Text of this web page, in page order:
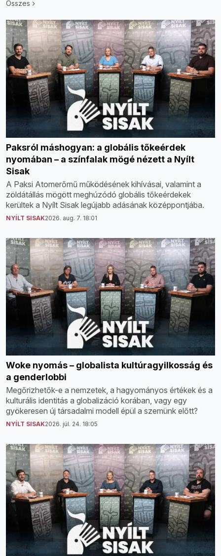
Összes
Paksról máshogyan: a globális tőkeérdek
nyomában – a színfalak mögé nézett a Nyílt
Sisak
A Paksi Atomerőmű működésének kihívásai, valamint a
zöldátállás mögött meghúzódó globális tőkeérdekek
kerültek a Nyílt Sisak legújabb adásának középpontjába.
NYÍLT SISAK2026. aug. 7. 18:01
Woke nyomás – globalista kultúragyilkosság és
a genderlobbi
Megőrizhetők-e a nemzetek, a hagyományos értékek és a
kulturális identitás a globalizáció korában, vagy egy
gyökeresen új társadalmi modell épül a szemünk előtt?
NYÍLT SISAK2026. júl. 24. 18:05